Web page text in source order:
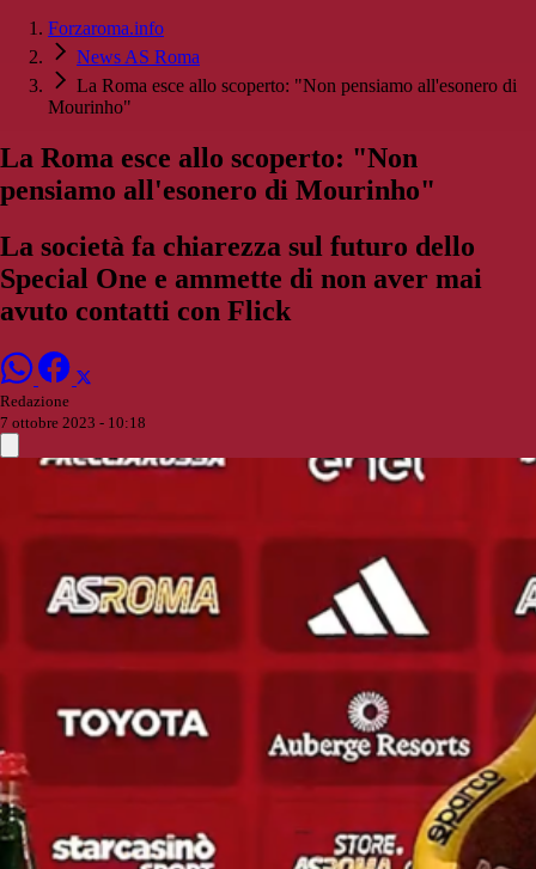
Forzaroma.info
News AS Roma
La Roma esce allo scoperto: "Non pensiamo all'esonero di
Mourinho"
La Roma esce allo scoperto: "Non
pensiamo all'esonero di Mourinho"
La società fa chiarezza sul futuro dello
Special One e ammette di non aver mai
avuto contatti con Flick
Redazione
7 ottobre 2023 - 10:18